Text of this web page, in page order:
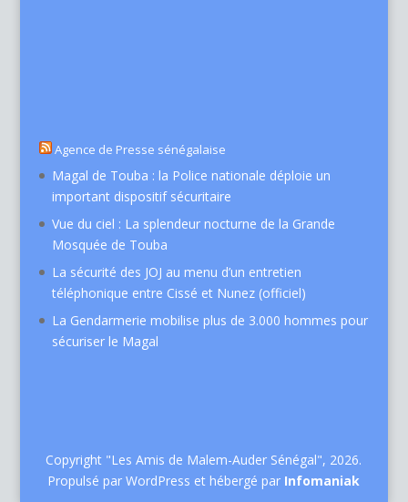
Agence de Presse sénégalaise
Magal de Touba : la Police nationale déploie un
important dispositif sécuritaire
Vue du ciel : La splendeur nocturne de la Grande
Mosquée de Touba
La sécurité des JOJ au menu d’un entretien
téléphonique entre Cissé et Nunez (officiel)
La Gendarmerie mobilise plus de 3.000 hommes pour
sécuriser le Magal
Copyright "Les Amis de Malem-Auder Sénégal", 2026.
Propulsé par WordPress et hébergé par Infomaniak